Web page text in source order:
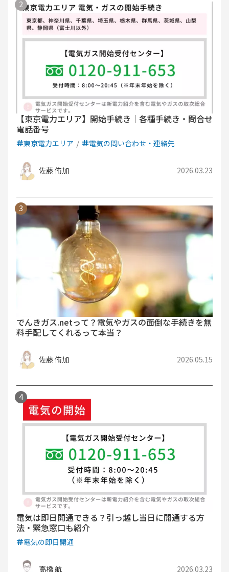
【東京電力エリア】開始手続き｜各種手続き・問合せ
電話番号
東京電力エリア 電気の問い合わせ・連絡先
佐藤 侑加 2026.03.23
でんきガス.netって？電気やガスの面倒な手続きを無
料手配してくれるって本当？
佐藤 侑加 2026.05.15
電気は即日開通できる？引っ越し当日に開通する方
法・緊急窓口も紹介
電気の即日開通
高橋 航 2026.03.23